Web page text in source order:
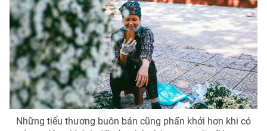
Những tiểu thương buôn bán cũng phấn khởi hơn khi có